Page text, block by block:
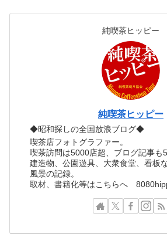
純喫茶ヒッピー
純喫茶ヒッピー
◆昭和探しの全国放浪ブログ◆
喫茶店フォトグラファー。
喫茶訪問は5000店超、ブログ記事も
建造物、公園遊具、大衆食堂、看板
風景の記録。
取材、書籍化等はこちらへ